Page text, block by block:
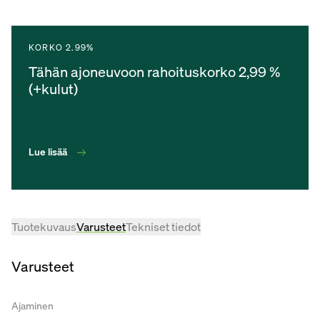
KORKO 2.99%
Tähän ajoneuvoon rahoituskorko 2,99 %
(+kulut)
Lue lisää
TuotekuvausVarusteetTekniset tiedot
Varusteet
Ajaminen